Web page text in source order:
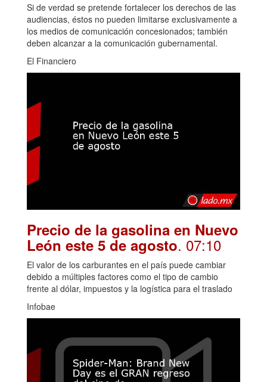
Si de verdad se pretende fortalecer los derechos de las
audiencias, éstos no pueden limitarse exclusivamente a
los medios de comunicación concesionados; también
deben alcanzar a la comunicación gubernamental.
El Financiero
Precio de la gasolina en Nuevo
León este 5 de agosto. 07:10
El valor de los carburantes en el país puede cambiar
debido a múltiples factores como el tipo de cambio
frente al dólar, impuestos y la logística para el traslado
Infobae